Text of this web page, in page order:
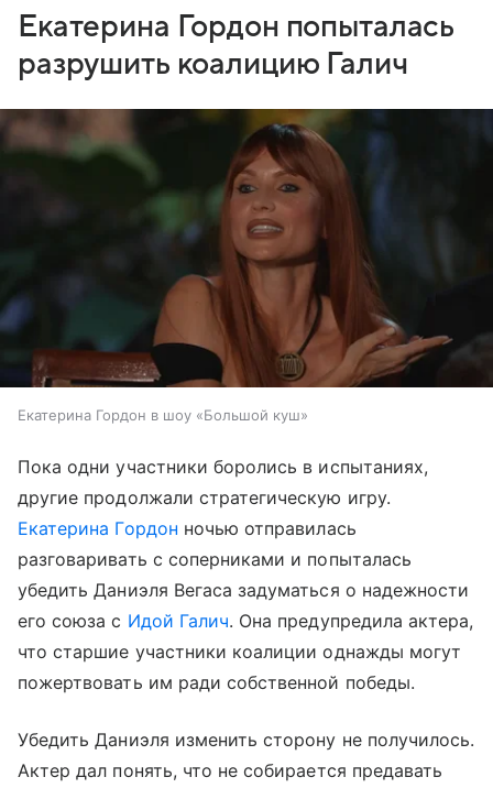
Екатерина Гордон попыталась
разрушить коалицию Галич
Екатерина Гордон в шоу «Большой куш»
Пока одни участники боролись в испытаниях,
другие продолжали стратегическую игру.
Екатерина Гордон ночью отправилась
разговаривать с соперниками и попыталась
убедить Даниэля Вегаса задуматься о надежности
его союза с Идой Галич. Она предупредила актера,
что старшие участники коалиции однажды могут
пожертвовать им ради собственной победы.
Убедить Даниэля изменить сторону не получилось.
Актер дал понять, что не собирается предавать